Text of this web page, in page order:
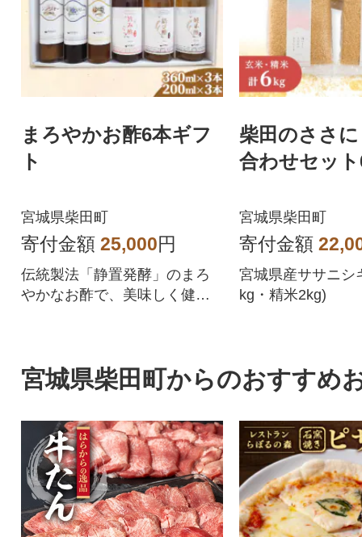
まろやかお酢6本ギフ
ト
宮城県柴田町
寄付金額 25,000円
伝統製法「静置発酵」のまろ
やかなお酢で、美味しく健康
柴田のささ
合わせセッ
宮城県柴田町
寄付金額
宮城県産ササニシ
kg・精米2kg)
宮城県柴田町からのおすすめ